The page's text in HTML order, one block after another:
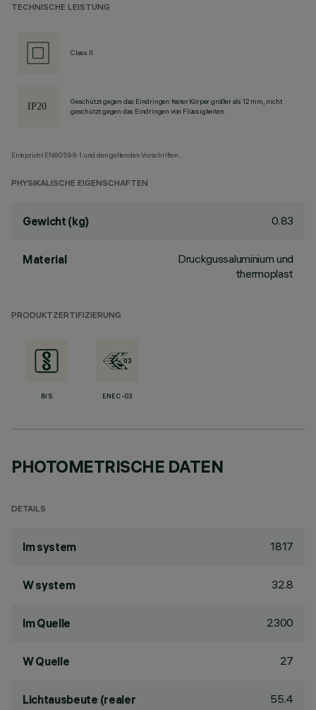
TECHNISCHE LEISTUNG
Class II
Geschützt gegen das Eindringen fester Körper größer als 12 mm, nicht
geschützt gegen das Eindringen von Flüssigkeiten.
Entspricht EN60598-1 und den geltenden Vorschriften.
PHYSIKALISCHE EIGENSCHAFTEN
Gewicht (kg) 0.83
Material
Druckgussaluminium und
thermoplast
PRODUKTZERTIFIZIERUNG
BIS ENEC-03
PHOTOMETRISCHE DATEN
DETAILS
lm system 1817
W system 32.8
lm Quelle 2300
W Quelle 27
Lichtausbeute (realer
55.4